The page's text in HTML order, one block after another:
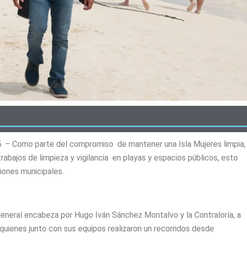
– Como parte del compromiso de mantener una Isla Mujeres limpia,
de limpieza y vigilancia en playas y espacios públicos, esto
municipales.
encabeza por Hugo Iván Sánchez Montalvo y la Contraloría, a
junto con sus equipos realizaron un recorridos desde